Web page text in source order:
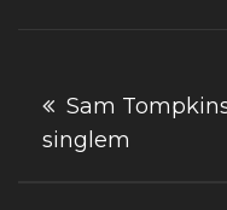
Nawigacja
wpisu
Sam
singlem